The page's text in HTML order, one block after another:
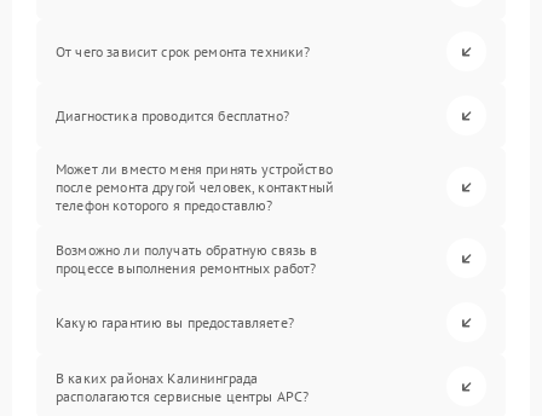
От чего зависит срок ремонта техники?
Диагностика проводится бесплатно?
Может ли вместо меня принять устройство
после ремонта другой человек, контактный
телефон которого я предоставлю?
Возможно ли получать обратную связь в
процессе выполнения ремонтных работ?
Какую гарантию вы предоставляете?
В каких районах Калининграда
располагаются сервисные центры APC?